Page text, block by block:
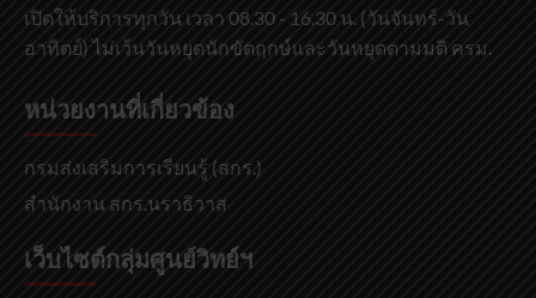
เปิดให้บริการทุกวัน เวลา 08.30 - 16.30 น. (วันจันทร์-วัน
อาทิตย์) ไม่เว้นวันหยุดนักขัตฤกษ์และวันหยุดตามมติ ครม.
หน่วยงานที่เกี่ยวข้อง
กรมส่งเสริมการเรียนรู้ (สกร.)
สำนักงาน สกร.นราธิวาส
เว็บไซต์กลุ่มศูนย์วิทย์ฯ